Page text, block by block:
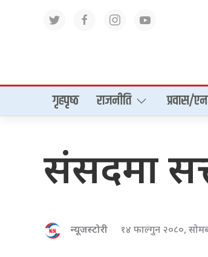
गृहपृष्‍ठ राजनीति प्रवास/
संसदमा
न्यूजस्टोरी १४ फाल्गुन २०८०,